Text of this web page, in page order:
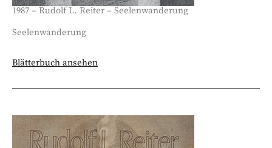
1987 – Rudolf L. Reiter – Seelenwanderung
Seelenwanderung
Blätterbuch ansehen